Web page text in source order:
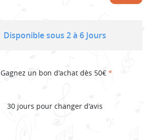
Disponible sous 2 à 6 Jours
Gagnez un bon d'achat dès 50€ *
30 jours pour changer d'avis